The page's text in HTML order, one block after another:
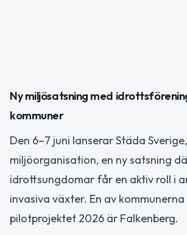
Ny miljösatsning med
kommuner
Den 6–7 juni lanserar Städa
miljöorganisation, en ny satsning
idrottsungdomar får en aktiv roll i
invasiva växter. En av
pilotprojektet 2026 är Falkenberg.